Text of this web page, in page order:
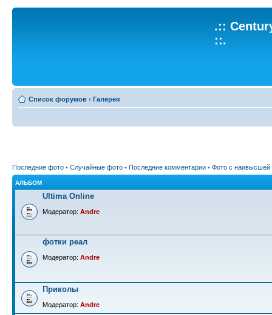
.::
::.
Список форумов ‹ Галерея
Последние фото • Случайные фото • Последние комментарии • Фото с наивысшей
АЛЬБОМ
Ultima Online
Модератор: Andre
фотки реал
Модератор: Andre
Приколы
Модератор: Andre